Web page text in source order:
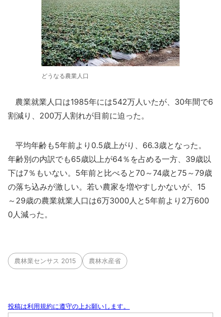
どうなる農業人口
農業就業人口は1985年には542万人いたが、30年間で6
割減り、200万人割れが目前に迫った。
平均年齢も5年前より0.5歳上がり、66.3歳となった。
年齢別の内訳でも65歳以上が64％を占める一方、39歳以
下は7％もいない。5年前と比べると70～74歳と75～79歳
の落ち込みが激しい。若い農家を増やすしかないが、15
～29歳の農業就業人口は6万3000人と5年前より2万600
0人減った。
農林業センサス 2015 農林水産省